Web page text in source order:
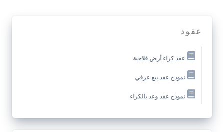
عقود
عقد كراء أرض فلاحية
نموذج عقد بيع عرفي
نموذج عقد وعد بالكراء